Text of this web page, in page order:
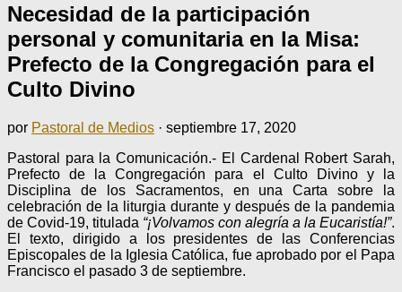
Necesidad de la participación
personal y comunitaria en la Misa:
Prefecto de la Congregación para el
Culto Divino
por Pastoral de Medios · septiembre 17, 2020
Pastoral para la Comunicación.- El Cardenal Robert Sarah,
Prefecto de la Congregación para el Culto Divino y la
Disciplina de los Sacramentos, en una Carta sobre la
celebración de la liturgia durante y después de la pandemia
de Covid-19, titulada “¡Volvamos con alegría a la Eucaristía!”.
El texto, dirigido a los presidentes de las Conferencias
Episcopales de la Iglesia Católica, fue aprobado por el Papa
Francisco el pasado 3 de septiembre.